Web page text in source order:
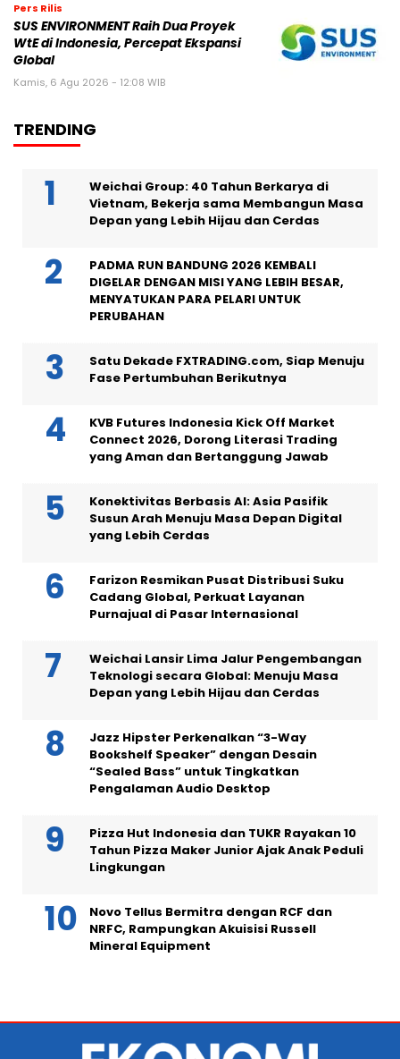
Pers Rilis
SUS ENVIRONMENT Raih Dua Proyek
WtE di Indonesia, Percepat Ekspansi
Global
Kamis, 6 Agu 2026 - 12:08 WIB
TRENDING
Weichai Group: 40 Tahun Berkarya di
Vietnam, Bekerja sama Membangun Masa
Depan yang Lebih Hijau dan Cerdas
PADMA RUN BANDUNG 2026 KEMBALI
DIGELAR DENGAN MISI YANG LEBIH BESAR,
MENYATUKAN PARA PELARI UNTUK
PERUBAHAN
Satu Dekade FXTRADING.com, Siap Menuju
Fase Pertumbuhan Berikutnya
KVB Futures Indonesia Kick Off Market
Connect 2026, Dorong Literasi Trading
yang Aman dan Bertanggung Jawab
Konektivitas Berbasis AI: Asia Pasifik
Susun Arah Menuju Masa Depan Digital
yang Lebih Cerdas
Farizon Resmikan Pusat Distribusi Suku
Cadang Global, Perkuat Layanan
Purnajual di Pasar Internasional
Weichai Lansir Lima Jalur Pengembangan
Teknologi secara Global: Menuju Masa
Depan yang Lebih Hijau dan Cerdas
Jazz Hipster Perkenalkan “3-Way
Bookshelf Speaker” dengan Desain
“Sealed Bass” untuk Tingkatkan
Pengalaman Audio Desktop
Pizza Hut Indonesia dan TUKR Rayakan 10
Tahun Pizza Maker Junior Ajak Anak Peduli
Lingkungan
Novo Tellus Bermitra dengan RCF dan
NRFC, Rampungkan Akuisisi Russell
Mineral Equipment